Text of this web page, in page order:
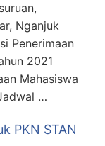
Nganjuk
Penerimaan
2021
Mahasiswa
…
PKN STAN